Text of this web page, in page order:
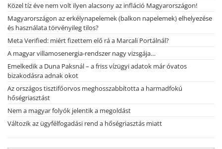
Közel tíz éve nem volt ilyen alacsony az infláció Magyarországon!
Magyarországon az erkélynapelemek (balkon napelemek) elhelyezése
és használata törvényileg tilos?
Meta Verified: miért fizettem elő rá a Marcali Portálnál?
A magyar villamosenergia-rendszer nagy vizsgája…
Emelkedik a Duna Paksnál – a friss vízügyi adatok már óvatos
bizakodásra adnak okot
Az országos tisztifőorvos meghosszabbította a harmadfokú
hőségriasztást
Nem a magyar folyók jelentik a megoldást
Változik az ügyfélfogadási rend a hőségriasztás miatt